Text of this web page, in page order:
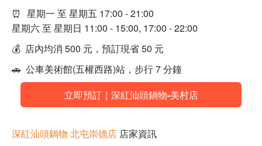
⏰ 星期一 至 星期五 17:00 - 21:00
星期六 至 星期日 11:00 - 15:00, 17:00 - 22:00
💰 店內均消 500 元，預訂現省 50 元
🚗 公車美術館(五權西路)站，步行 7 分鐘
立即預訂｜深紅汕頭鍋物-美村店
深紅汕頭鍋物 北屯崇德店 店家資訊